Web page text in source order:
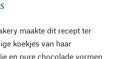
maakte dit recept ter
koekjes van haar
en pure chocolade vormen